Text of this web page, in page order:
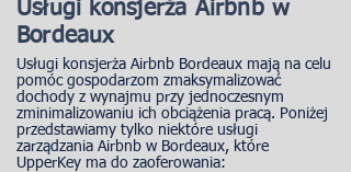
Usługi konsjerża Airbnb w
Bordeaux
Usługi konsjerża Airbnb Bordeaux mają na celu
pomóc gospodarzom zmaksymalizować
dochody z wynajmu przy jednoczesnym
zminimalizowaniu ich obciążenia pracą. Poniżej
przedstawiamy tylko niektóre usługi
zarządzania Airbnb w Bordeaux, które
UpperKey ma do zaoferowania: